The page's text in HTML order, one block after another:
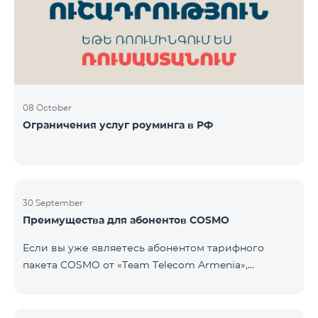
Фиксированная телефония: 180 минут на звонки
внутри фиксированной сети Team Телевизионная
08 October
Ограничения услуг роуминга в РФ
30 September
Преимущества для абонентов COSMO
Если вы уже являетесь абонентом тарифного
пакета COSMO от «Team Telecom Armenia»,